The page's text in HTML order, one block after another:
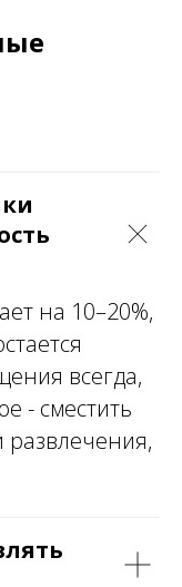
на 10–20%,
всегда,
- сместить
развлечения,